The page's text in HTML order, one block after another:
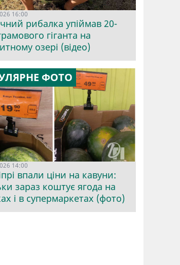
16:00
рибалка упіймав 20-
гіганта на
озері (відео)
ФОТО
14:00
впали ціни на кавуни:
зараз коштує ягода на
і в супермаркетах (фото)